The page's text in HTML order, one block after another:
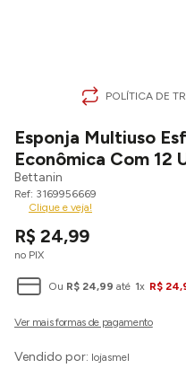
POLÍTICA DE
Esponja Multiuso
Econômica Com 12
Bettanin
3169956669
Clique e veja!
R$ 24,99
no PIX
Ou R$ 24,99 até 1x R$ 24,
Vendido por: lojasmel